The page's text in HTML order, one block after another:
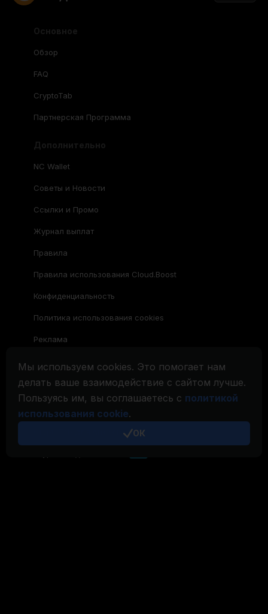
Мы используем cookies. Это помогает нам
делать ваше взаимодействие с сайтом лучше.
Пользуясь им, вы соглашаетесь с политикой
использования cookie.
ОК
Обзор
FAQ
CryptoTab
Партнерская Программа
NC Wallet
Советы и Новости
Ссылки и Промо
Журнал выплат
Правила
Правила использования Cloud.Boost
Конфиденциальность
Политика использования cookies
Реклама
Семейство CryptoTab
CryptoTabБраузер
CryptoTabдля Android
для Android PRO